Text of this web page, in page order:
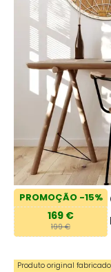
PROMOÇÃO -15%
169 €
199 €
Produto original